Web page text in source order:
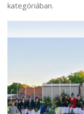
kategóriában.